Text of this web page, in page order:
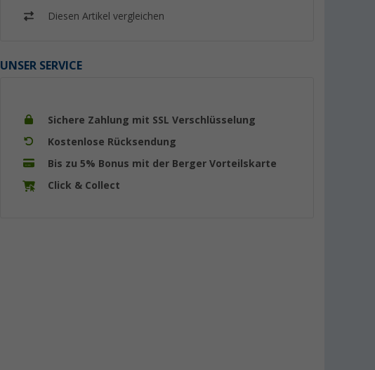
Diesen Artikel vergleichen
UNSER SERVICE
Sichere Zahlung mit SSL Verschlüsselung
Kostenlose Rücksendung
Bis zu 5% Bonus mit der Berger Vorteilskarte
Click & Collect
(9)
jeder. Meine Frau, unser
11,- €